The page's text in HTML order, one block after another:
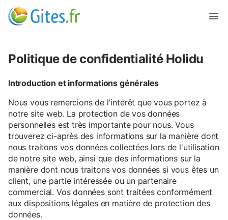
Politique de confidentialité Holidu
Introduction et informations générales
Nous vous remercions de l'intérêt que vous portez à
notre site web. La protection de vos données
personnelles est très importante pour nous. Vous
trouverez ci-après des informations sur la manière dont
nous traitons vos données collectées lors de l'utilisation
de notre site web, ainsi que des informations sur la
manière dont nous traitons vos données si vous êtes un
client, une partie intéressée ou un partenaire
commercial. Vos données sont traitées conformément
aux dispositions légales en matière de protection des
données.